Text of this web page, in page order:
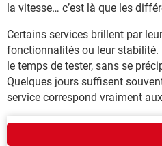
la vitesse… c’est là que les
Certains services brillent par
fonctionnalités ou leur stabilité.
le temps de tester, sans se
Quelques jours suffisent
service correspond vraiment